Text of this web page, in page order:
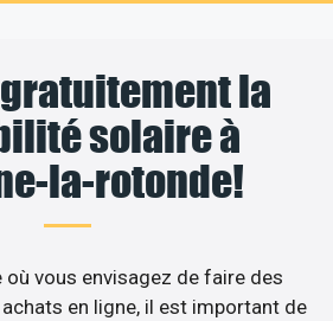
gratuitement la
solaire à
la-rotonde!
où vous envisagez de faire des
en ligne, il est important de